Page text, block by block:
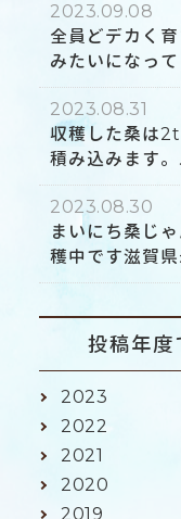
2023.09.08
全員どデカく
みたいになって
2023.08.31
収穫した桑は
積み込みます。
2023.08.30
まいにち桑じ
穫中です滋賀県
投稿年度
2023
2022
2021
2020
2019